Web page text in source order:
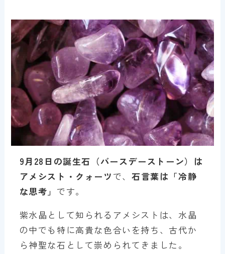
9月28日の誕生石（バースデーストーン）は
アメシスト・クォーツ で、 石言葉は「冷静
な思考」 です。
紫水晶として知られるアメシストは、水晶
の中でも特に高貴な色合いを持ち、古代か
ら神聖な石として崇められてきました。